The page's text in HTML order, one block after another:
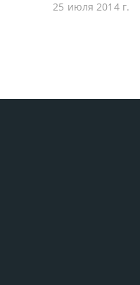
25 июля 2014 г.